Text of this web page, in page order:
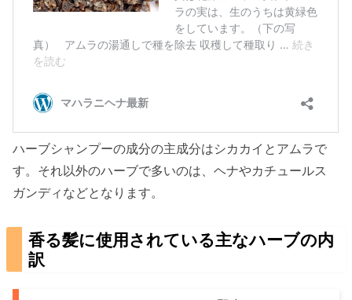
ハーブシャンプーの成分の主成分はシカカイとアムラで
す。それ以外のハーブで多いのは、ヘナやカチュールス
ガンディなどとなります。
香る髪に使用されている主なハーブの内
訳